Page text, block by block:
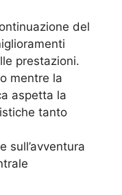
del
prestazioni.
mentre la
aspetta la
tanto
sull’avventura